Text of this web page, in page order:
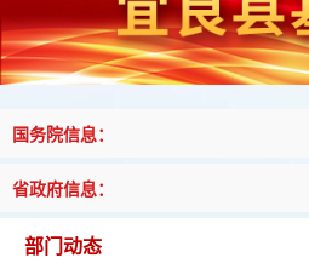
国务院信息：
省政府信息：
部门动态